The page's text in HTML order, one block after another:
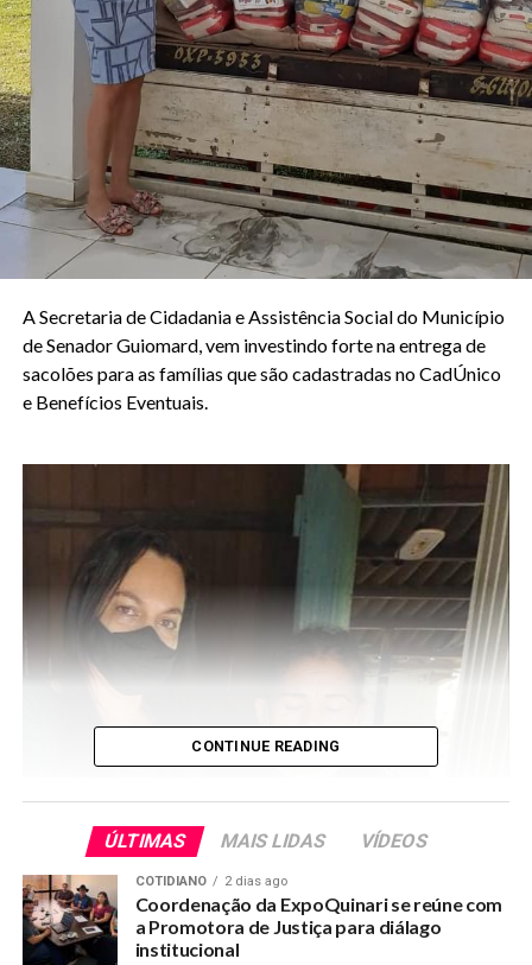
A Secretaria de Cidadania e Assistência Socialdo Município
de Senador Guiomard, vem investindo forte na entrega de
sacolões para as famílias que são cadastradas no CadÚnico
e Benefícios Eventuais.
CONTINUE READING
ÚLTIMAS MAIS LIDAS VÍDEOS
COTIDIANO 2 dias ago
Coordenação da ExpoQuinari se reúne com
a Promotora de Justiça para diálago
institucional